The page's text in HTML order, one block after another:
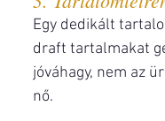
Egy dedikált
draft tartalmakat
jóváhagy, nem az
nő.